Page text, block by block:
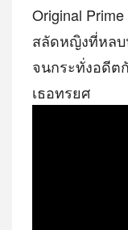
Original
สลัดหญิงที่หลบ
จนกระทั่งอดีต
เธอทรยศ